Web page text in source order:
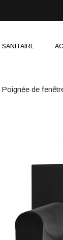
SANITAIRE
Poignée de